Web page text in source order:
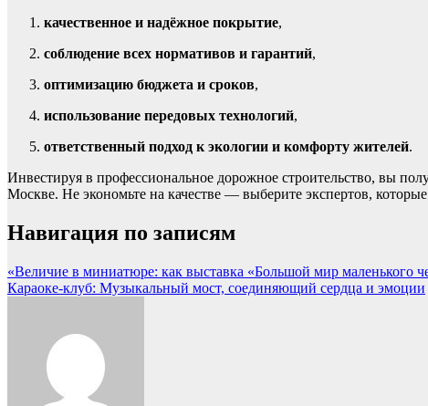
качественное и надёжное покрытие,
соблюдение всех нормативов и гарантий,
оптимизацию бюджета и сроков,
использование передовых технологий,
ответственный подход к экологии и комфорту жителей.
Инвестируя в профессиональное дорожное строительство, вы
Москве. Не экономьте на качестве — выберите экспертов,
Навигация по записям
«Величие в миниатюре: как выставка «Большой мир маленького
Караоке-клуб: Музыкальный мост, соединяющий сердца и эмоции